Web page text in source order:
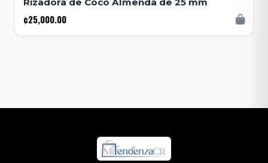
¢25,000.00